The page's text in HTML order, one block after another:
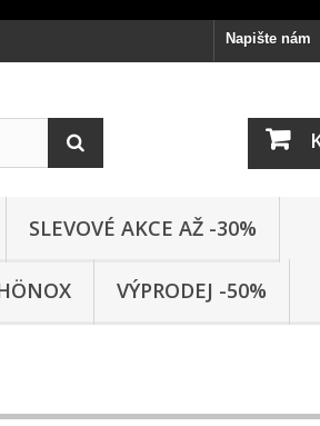
Napište nám
SLEVOVÉ AKCE AŽ -30%
VÝPRODEJ -50%